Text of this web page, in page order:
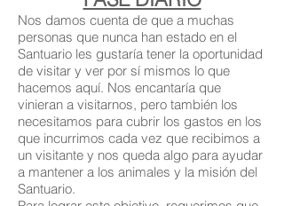
Nos damos cuenta de que a muchas
personas que nunca han estado en el
Santuario les gustaría tener la oportunidad
de visitar y ver por sí mismos lo que
hacemos aquí. Nos encantaría que
vinieran a visitarnos, pero también los
necesitamos para cubrir los gastos en los
que incurrimos cada vez que recibimos a
un visitante y nos queda algo para ayudar
a mantener a los animales y la misión del
Santuario.